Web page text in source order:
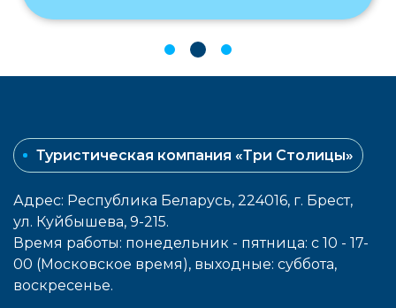
Туристическая компания «Три Столицы»
Адрес: Республика Беларусь, 224016, г. Брест,
ул. Куйбышева, 9-215.
Время работы: понедельник - пятница: с 10 - 17-
00 (Московское время), выходные: cуббота,
воcкресенье.